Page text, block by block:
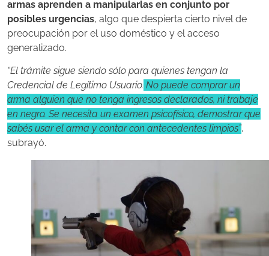
armas aprenden a manipularlas en conjunto por
posibles urgencias, algo que despierta cierto nivel de
preocupación por el uso doméstico y el acceso
generalizado.
“El trámite sigue siendo sólo para quienes tengan la
Credencial de Legítimo Usuario. No puede comprar un
arma alguien que no tenga ingresos declarados, ni trabaje
en negro. Se necesita un examen psicofísico, demostrar que
sabés usar el arma y contar con antecedentes limpios”,
subrayó.